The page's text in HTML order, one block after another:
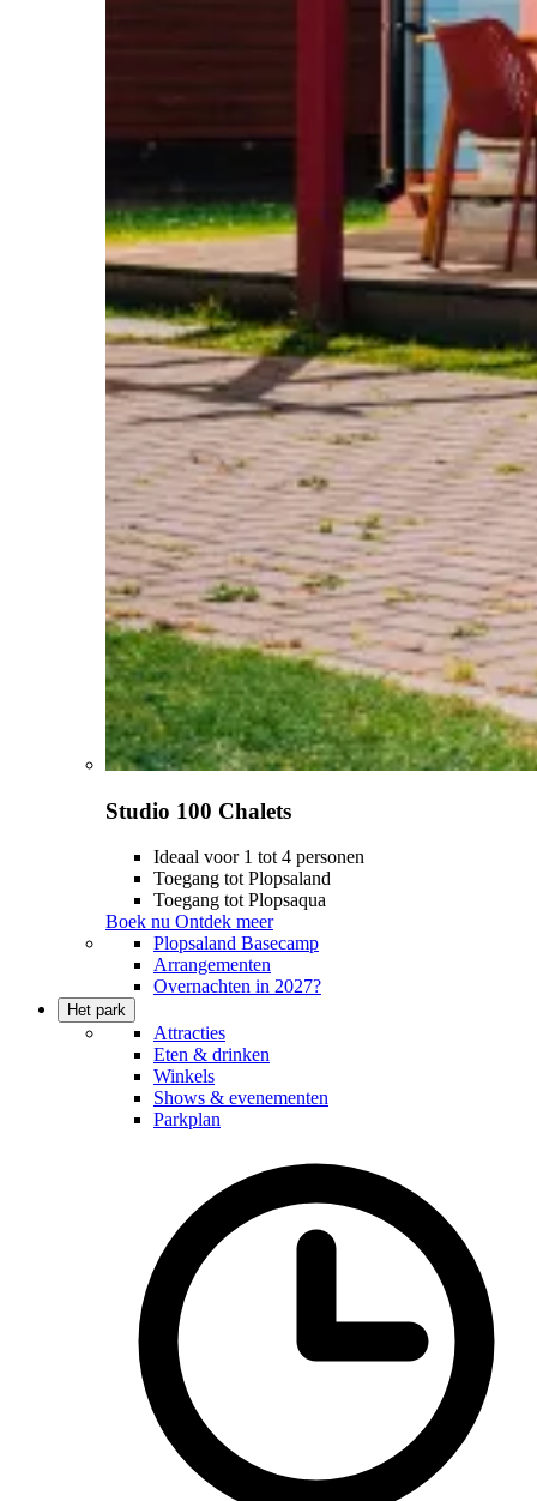
Studio 100 Chalets
Ideaal voor 1 tot 4 personen
Toegang tot Plopsaland
Toegang tot Plopsaqua
Boek nu Ontdek meer
Plopsaland Basecamp
Arrangementen
Overnachten in 2027?
Het park
Attracties
Eten & drinken
Winkels
Shows & evenementen
Parkplan